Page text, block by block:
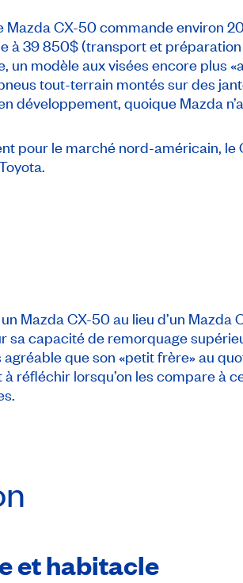
Mazda CX-50 commande environ
à 39 850$ (transport et
un modèle aux visées encore plus
tout-terrain montés sur des
développement, quoique Mazda
pour le marché nord-américain,
Mazda CX-50 au lieu d’un
sa capacité de remorquage
que son «petit frère» au
réfléchir lorsqu’on les compare à
et habitacle